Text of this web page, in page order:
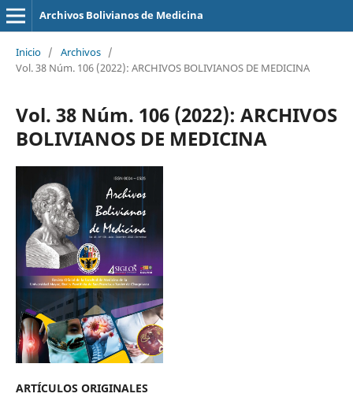
Archivos Bolivianos de Medicina
Inicio / Archivos /
Vol. 38 Núm. 106 (2022): ARCHIVOS BOLIVIANOS DE MEDICINA
Vol. 38 Núm. 106 (2022): ARCHIVOS
BOLIVIANOS DE MEDICINA
ARTÍCULOS ORIGINALES